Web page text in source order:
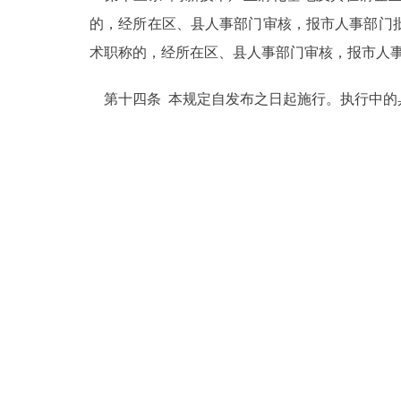
的，经所在区、县人事部门审核，报市人事部
术职称的，经所在区、县人事部门审核，报市人
第十四条 本规定自发布之日起施行。执行中